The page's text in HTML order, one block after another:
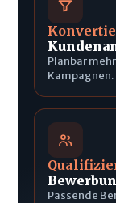
Planbar
Kampagnen.
Passende